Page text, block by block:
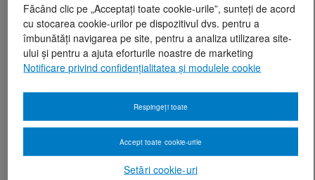
Făcând clic pe „Acceptați toate cookie-urile”, sunteți de acord
cu stocarea cookie-urilor pe dispozitivul dvs. pentru a
îmbunătăți navigarea pe site, pentru a analiza utilizarea site-
ului și pentru a ajuta eforturile noastre de marketing
Notificare privind confidențialitatea și modulele cookie
Setări cookie-uri
Respingeți toate
Accept toate cookie-urile